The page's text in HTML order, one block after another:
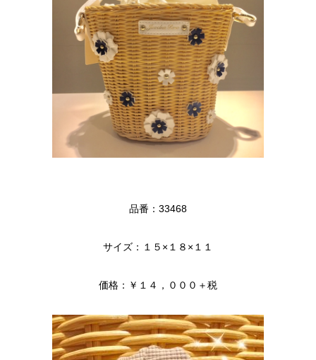
品番：33468
サイズ：１５×１８×１１
価格：￥１４，０００＋税